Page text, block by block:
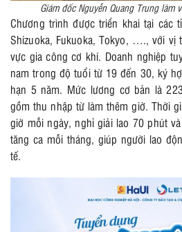
Giám đốc Nguyễn Quang Trung làm
Chương trình được triển khai tại các
Shizuoka, Fukuoka, Tokyo, …., với vị
vực gia công cơ khí. Doanh nghiệp
nam trong độ tuổi từ 19 đến 30, ký
hạn 5 năm. Mức lương cơ bản là
gồm thu nhập từ làm thêm giờ. Thời
giờ mỗi ngày, nghỉ giải lao 70 phút
tăng ca mỗi tháng, giúp người lao
tế.